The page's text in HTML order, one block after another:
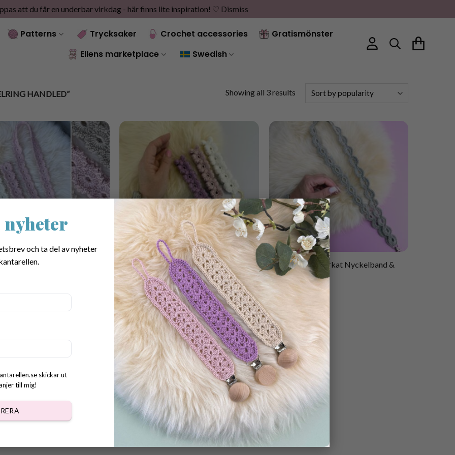
nyheter
och ta del av nyheter
skickar ut
till mig!
×
att du får en underbar virkdag - här finns lite inspiration! ♡ Dismiss
Patterns Trycksaker Crochet accessories
Gratismönster
Ellens marketplace
Swedish
HANDLED” Showing all 3 resultsSorted
virkat Nyckelband &
Mönster virkade Nyckelbandet
Primrose
40.00kr
2 i 1 Mönster virkat Nyckelband &
Wristlet Rose
kr